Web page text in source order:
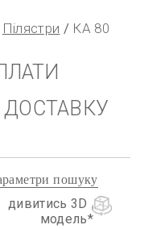
Пілястри КА 80
ДОСТАВКУ
дивитись 3D
модель
пошуку